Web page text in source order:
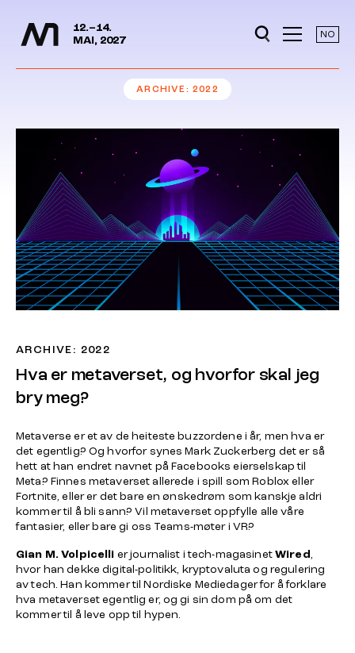
Jump to content
12.–14.
MAI, 2027
NO
ARCHIVE 2022
ARCHIVE: 2022
Hva er metaverset, og hvorfor skal jeg
bry meg?
Metaverse er et av de heiteste buzzordene i år, men hva er
det egentlig? Og hvorfor synes Mark Zuckerberg det er så
hett at han endret navnet på Facebooks eierselskap til
Meta? Finnes metaverset allerede i spill som Roblox eller
Fortnite, eller er det bare en ønskedrøm som kanskje aldri
kommer til å bli sann? Vil metaverset oppfylle alle våre
fantasier, eller bare gi oss Teams-møter i VR?
Gian M. Volpicelli er journalist i tech-magasinetWired
hvor han dekke digital-politikk, kryptovaluta og regulering
av tech. Han kommer til Nordiske Mediedager for å forklare
hva metaverset egentlig er, og gi sin dom på om det
kommer til å leve opp til hypen.